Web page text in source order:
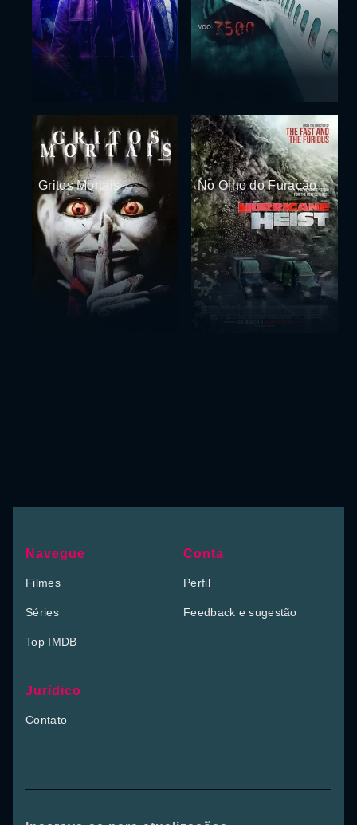
Gritos Mortais No Olho do Furacão
Navegue
Filmes
Séries
Top IMDB
Conta
Perfil
Feedback e sugestão
Jurídico
Contato